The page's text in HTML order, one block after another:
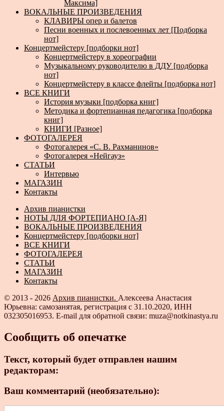
Максима]
ВОКАЛЬНЫЕ ПРОИЗВЕДЕНИЯ
КЛАВИРЫ опер и балетов
Песни военных и послевоенных лет [Подборка
нот]
Концертмейстеру [подборки нот]
Концертмейстеру в хореографии
Музыкальному руководителю в ДДУ [подборка
нот]
Концертмейстеру в классе флейты [подборка нот]
ВСЕ КНИГИ
История музыки [подборка книг]
Методика и фортепианная педагогика [подборка
книг]
КНИГИ [Разное]
ФОТОГАЛЕРЕЯ
Фотогалерея «С. В. Рахманинов»
Фотогалерея «Нейгауз»
СТАТЬИ
Интервью
МАГАЗИН
Контакты
Архив пианистки
НОТЫ ДЛЯ ФОРТЕПИАНО [А-Я]
ВОКАЛЬНЫЕ ПРОИЗВЕДЕНИЯ
Концертмейстеру [подборки нот]
ВСЕ КНИГИ
ФОТОГАЛЕРЕЯ
СТАТЬИ
МАГАЗИН
Контакты
© 2013 - 2026 Архив пианистки. Алексеева Анастасия
Юрьевна: самозанятая, регистрация с 31.10.2020, ИНН
032305016953. E-mail для обратной связи: muza@notkinastya.ru
Сообщить об опечатке
Текст, который будет отправлен нашим
редакторам:
Ваш комментарий (необязательно):